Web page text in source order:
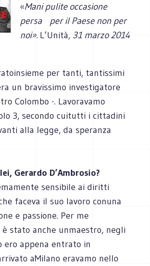
«Mani pulite occasione
persa per il Paese non per
noi». L’Unità, 31 marzo 2014
per tanti, tantissimi
un bravissimo investigatore
Colombo -. Lavoravamo
3, secondo cuitutti i cittadini
alla legge, da speranza
Gerardo D’Ambrosio?
sensibile ai diritti
faceva il suo lavoro conuna
e passione. Per me
stato anche unmaestro, negli
ero appena entrato in
aMilano eravamo nello